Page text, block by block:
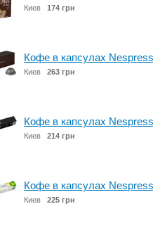
Киев 174 грн
Кофе в капсулах
Киев 263 грн
Кофе в капсулах
Киев 214 грн
Кофе в капсулах
Киев 225 грн